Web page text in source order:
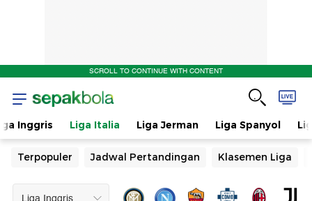
SCROLL TO CONTINUE WITH CONTENT
Inggris Liga Italia Liga Jerman Liga Spanyol
Terpopuler Jadwal Pertandingan Klasemen Liga